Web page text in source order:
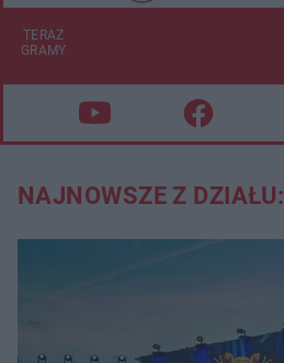
TERAZ
GRAMY
NAJNOWSZE Z DZIAŁU: